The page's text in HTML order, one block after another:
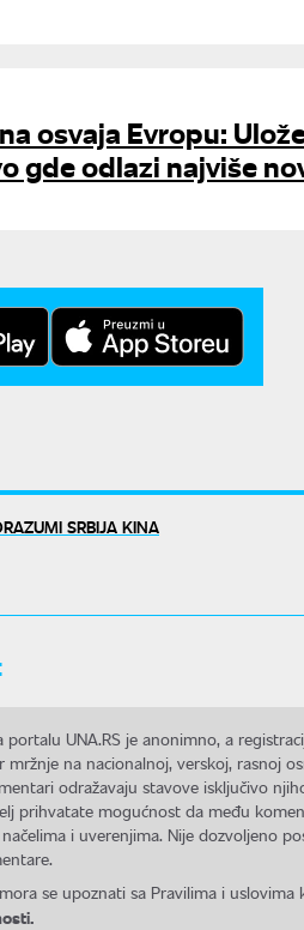
osvaja Evropu:
gde odlazi najviše
SRBIJA KINA
portalu UNA.RS je anonimno, a
na nacionalnoj, verskoj, rasnoj
odražavaju stavove isključivo
prihvatate mogućnost da među
i uverenjima. Nije dozvoljeno
se upoznati sa Pravilima i uslovima